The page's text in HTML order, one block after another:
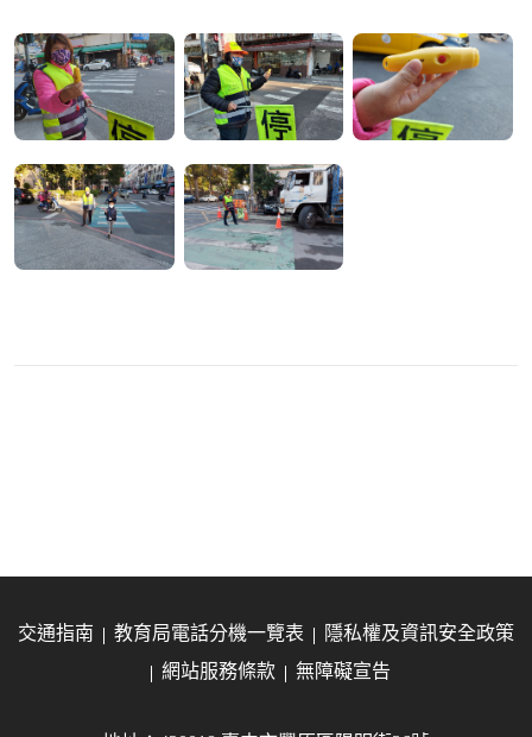
交通指南 教育局電話分機一覽表
隱私權及資訊安全政策
網站服務條款
無障礙宣告